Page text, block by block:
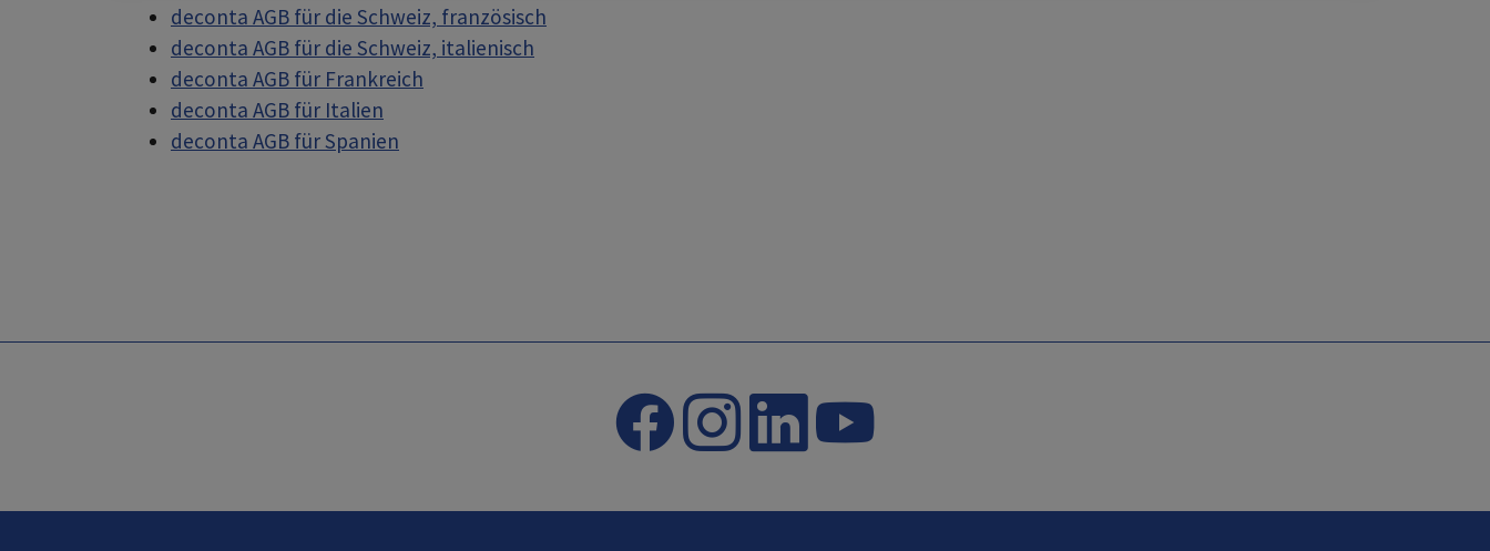
deconta AGB für die Schweiz, französisch
deconta AGB für die Schweiz, italienisch
deconta AGB für Frankreich
deconta AGB für Italien
deconta AGB für Spanien